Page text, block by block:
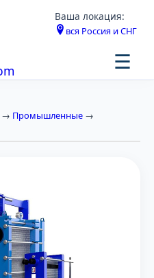
Ваша локация:
вся Россия и СНГ
☰
→ Промышленные →